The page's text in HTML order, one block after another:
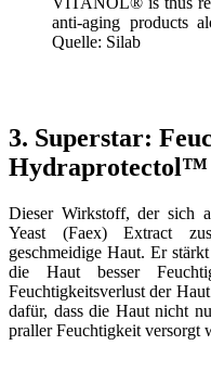
anti-aging products
Quelle: Silab
3. Superstar:
Hydraprotectol™
Dieser Wirkstoff, der sich
Yeast (Faex) Extract
geschmeidige Haut. Er
die Haut besser
Feuchtigkeitsverlust der
dafür, dass die Haut nicht
praller Feuchtigkeit versorgt